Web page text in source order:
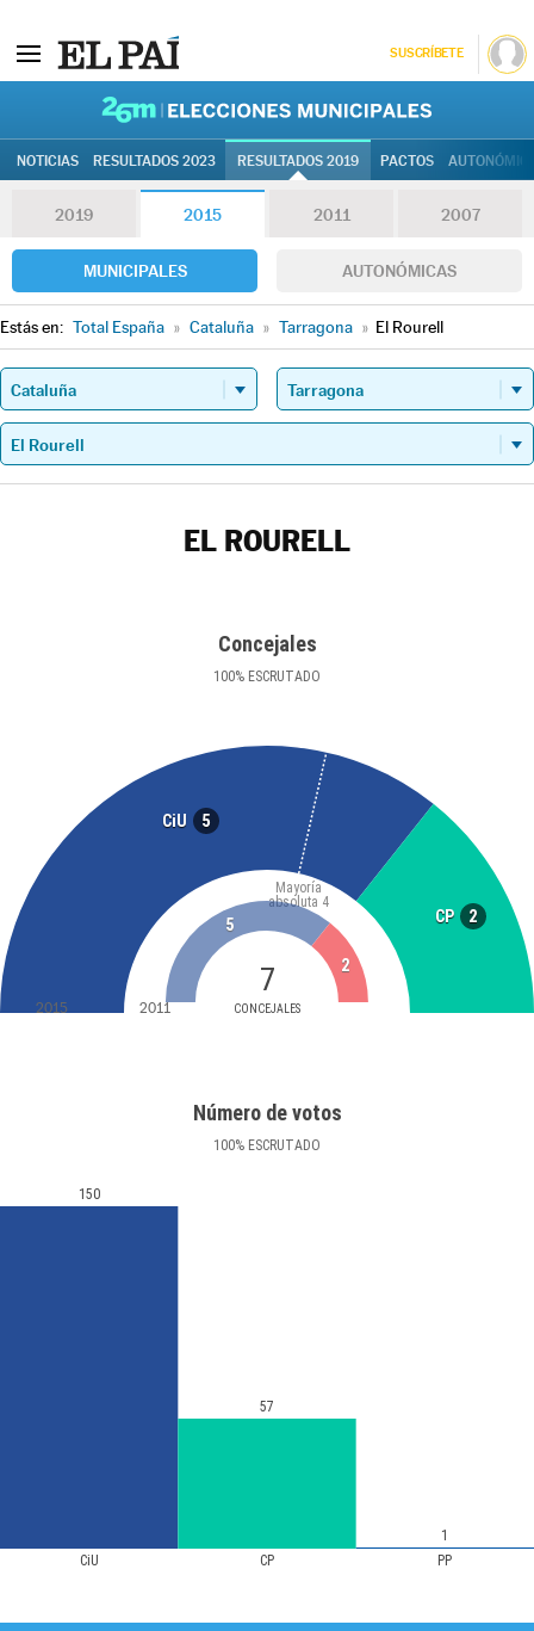
SUSCRÍBETE
NOTICIAS RESULTADOS 2023 RESULTADOS 2019 PACTOS
2019 2015 2011 2007
MUNICIPALES AUTONÓMICAS
Estás en: Total España » Cataluña » Tarragona » El Rourell
EL ROURELL
Concejales
100% ESCRUTADO
CiU 5
CP 2
7
CONCEJALES
Mayoría
absoluta 4
5
2
2015 2011
Número de votos
100% ESCRUTADO
CiU CP PP
150
57
1